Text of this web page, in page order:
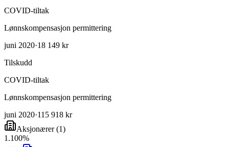
COVID-tiltak
Lønnskompensasjon permittering
juni 2020·18 149 kr
Tilskudd
COVID-tiltak
Lønnskompensasjon permittering
juni 2020·115 918 kr
Aksjonærer(1)
1 .100%